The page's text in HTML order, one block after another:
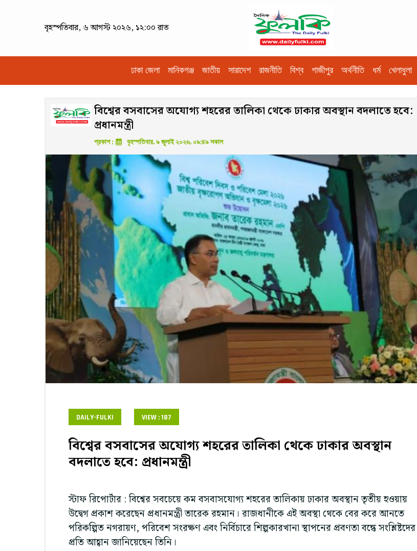
বৃহস্পতিবার, ৬ আগস্ট ২০২৬, ১২:০০ রাত
ঢাকা জেলা মানিকগঞ্জ জাতীয় সারাদেশ রাজনীতি বিশ্ব গাজীপুর অর্থনীতি ধর্ম খেলাধুলা
বিশ্বের বসবাসের অযোগ্য শহরের তালিকা থেকে ঢাকার অবস্থান বদলাতে হবে:
প্রধানমন্ত্রী
প্রকাশ : বৃহস্পতিবার, ৯ জুলাই ২০২৬, ০৯:৪৯ সকাল
DAILY-FULKI VIEW : 187
বিশ্বের বসবাসের অযোগ্য শহরের তালিকা থেকে ঢাকার অবস্থান
বদলাতে হবে: প্রধানমন্ত্রী
স্টাফ রিপোর্টার : বিশ্বের সবচেয়ে কম বসবাসযোগ্য শহরের তালিকায় ঢাকার অবস্থান তৃতীয় হওয়ায়
উদ্বেগ প্রকাশ করেছেন প্রধানমন্ত্রী তারেক রহমান। রাজধানীকে এই অবস্থা থেকে বের করে আনতে
পরিকল্পিত নগরায়ণ, পরিবেশ সংরক্ষণ এবং নির্বিচারে শিল্পকারখানা স্থাপনের প্রবণতা বন্ধে সংশ্লিষ্টদের
প্রতি আহ্বান জানিয়েছেন তিনি।